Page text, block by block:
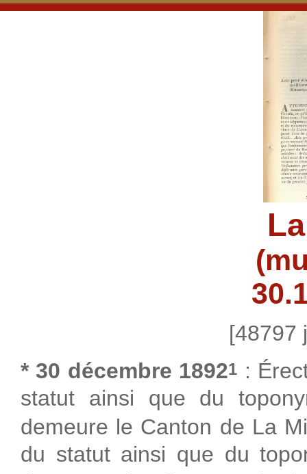
[48797
* 30 décembre 18921 :
statut ainsi que du
demeure le Canton de La
du statut ainsi que du